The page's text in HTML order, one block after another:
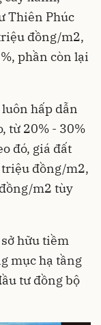
Thiên Phúc
đồng/m2,
phần còn lại
hấp dẫn
từ 20% - 30%
đó, giá đất
đồng/m2,
m2 tùy
hữu tiềm
mục hạ tầng
tư đồng bộ